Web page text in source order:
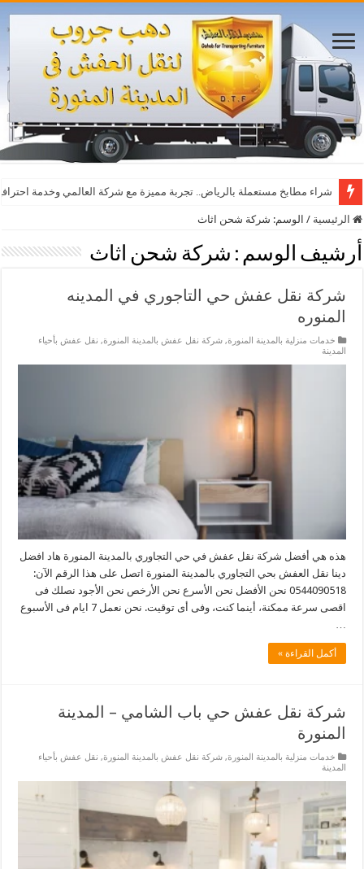
شراء مطابخ مستعملة بالرياض.. تجربة مميزة مع شركة العالمي وخدمة
أفضل مواقع مشاهدة مباريات اليوم بث مباشر بدون تقطيع
الرئيسية / الوسم: شركة شحن اثاث
أرشيف الوسم : شركة شحن اثاث
شركة نقل عفش حي التاجوري في المدينه
المنوره
خدمات منزلية بالمدينة المنورة,شركة نقل عفش بالمدينة المنورة, نقل عفش بأحياء
المدينة
هذه هي أفضل شركة نقل عفش في حي التجاوري بالمدينة المنورة هاد افضل
دينا نقل العفش بحي التجاوري بالمدينة المنورة اتصل على هذا الرقم الآن:
0544090518 نحن الأفضل نحن الأسرع نحن الأرخص نحن الأجود نصلك فى
اقصى سرعة ممكنة، أينما كنت، وفى أى توقيت. نحن نعمل 7 ايام فى الأسبوع
أكمل القراءة »
شركة نقل عفش حي باب الشامي – المدينة
المنورة
خدمات منزلية بالمدينة المنورة,شركة نقل عفش بالمدينة المنورة, نقل عفش بأحياء
المدينة